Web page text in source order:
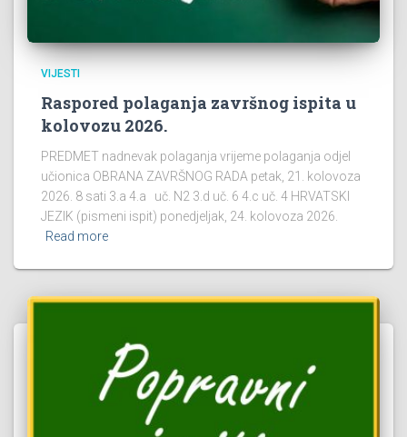
VIJESTI
Raspored polaganja završnog ispita u
kolovozu 2026.
PREDMET nadnevak polaganja vrijeme polaganja odjel
učionica OBRANA ZAVRŠNOG RADA petak, 21. kolovoza
2026. 8 sati 3.a 4.a uč. N2 3.d uč. 6 4.c uč. 4 HRVATSKI
JEZIK (pismeni ispit) ponedjeljak, 24. kolovoza 2026.
Read more